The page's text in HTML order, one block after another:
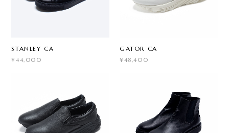
STANLEY CA
¥44,000
GATOR CA
¥48,400